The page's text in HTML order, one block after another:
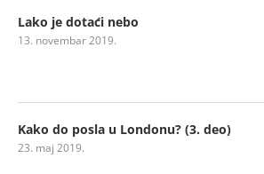
Lako je dotaći nebo
13. novembar 2019.
Kako do posla u Londonu? (3. deo)
23. maj 2019.